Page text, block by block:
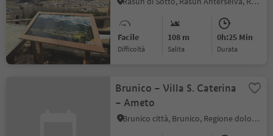
Facile
Difficoltà
108 m
Salita
0h:25 Min
durata
Brunico – Villa S. Caterina
– Ameto
Brunico città, Brunico, Regione dolomitica Plan de Corones